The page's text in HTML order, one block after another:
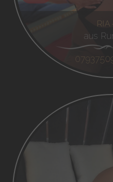
RIA
aus